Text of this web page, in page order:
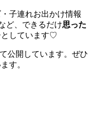
子連れお出かけ情報
ど、できるだけ思った
としています♡
公開しています。ぜひ
す。